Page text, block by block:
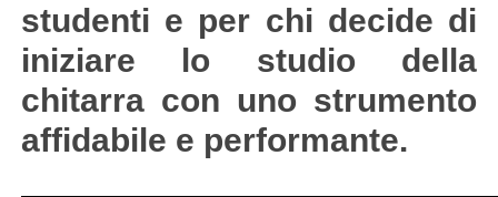
studenti e per chi decide di
iniziare lo studio della
chitarra con uno strumento
affidabile e performante.